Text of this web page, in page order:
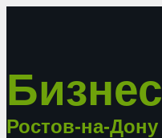
Бизнес
Ростов-на-Дону